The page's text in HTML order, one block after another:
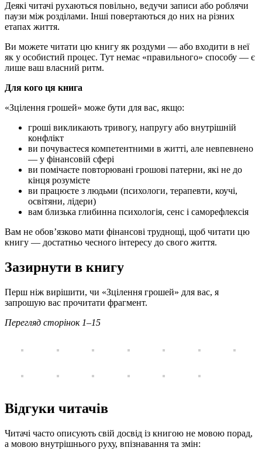
Деякі читачі рухаються повільно, ведучи записи або роблячи
паузи між розділами. Інші повертаються до них на різних
етапах життя.
Ви можете читати цю книгу як роздуми — або входити в неї
як у особистий процес. Тут немає «правильного» способу — є
лише ваш власний ритм.
Для кого ця книга
«Зцілення грошей» може бути для вас, якщо:
гроші викликають тривогу, напругу або внутрішній
конфлікт
ви почуваєтеся компетентними в житті, але невпевнено
— у фінансовій сфері
ви помічаєте повторювані грошові патерни, які не до
кінця розумієте
ви працюєте з людьми (психологи, терапевти, коучі,
освітяни, лідери)
вам близька глибинна психологія, сенс і саморефлексія
Вам не обов’язково мати фінансові труднощі, щоб читати цю
книгу — достатньо чесного інтересу до свого життя.
Зазирнути в книгу
Перш ніж вирішити, чи «Зцілення грошей» для вас, я
запрошую вас прочитати фрагмент.
Перегляд сторінок 1–15
Відгуки читачів
Читачі часто описують свій досвід із книгою не мовою порад,
а мовою внутрішнього руху, впізнавання та змін: